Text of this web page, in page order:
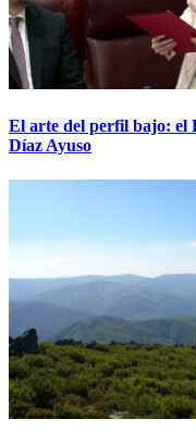
El arte del perfil bajo: el
Díaz Ayuso